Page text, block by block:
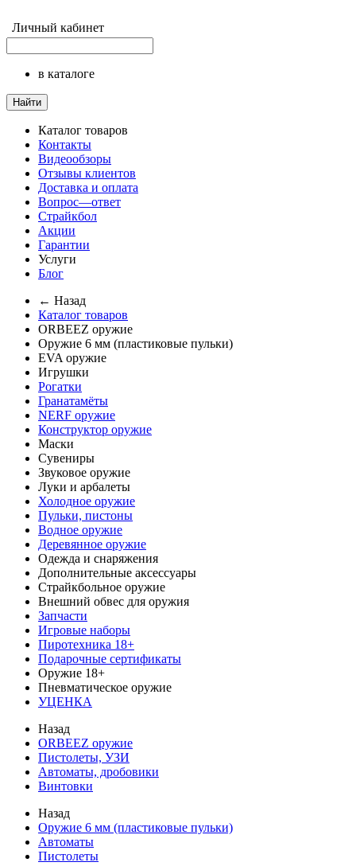
Личный кабинет
в каталоге
Найти
Каталог товаров
Контакты
Видеообзоры
Отзывы клиентов
Доставка и оплата
Вопрос—ответ
Страйкбол
Акции
Гарантии
Услуги
Блог
← Назад
Каталог товаров
ORBEEZ оружие
Оружие 6 мм (пластиковые пульки)
EVA оружие
Игрушки
Рогатки
Гранатамёты
NERF оружие
Конструктор оружие
Маски
Сувениры
Звуковое оружие
Луки и арбалеты
Холодное оружие
Пульки, пистоны
Водное оружие
Деревянное оружие
Одежда и снаряжения
Дополнительные аксессуары
Страйкбольное оружие
Внешний обвес для оружия
Запчасти
Игровые наборы
Пиротехника 18+
Подарочные сертификаты
Оружие 18+
Пневматическое оружие
УЦЕНКА
Назад
ORBEEZ оружие
Пистолеты, УЗИ
Автоматы, дробовики
Винтовки
Назад
Оружие 6 мм (пластиковые пульки)
Автоматы
Пистолеты